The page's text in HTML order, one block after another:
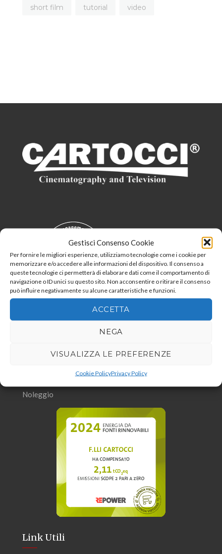
Gestisci Consenso Cookie
Per fornire le migliori esperienze, utilizziamo tecnologie come i cookie per
memorizzare e/o accedere alle informazioni del dispositivo. Il consenso a
queste tecnologie ci permetterà di elaborare dati come il comportamento di
navigazione o ID unici su questo sito. Non acconsentire o ritirare il consenso
può influire negativamente su alcune caratteristiche e funzioni.
ACCETTA
NEGA
VISUALIZZA LE PREFERENZE
Cookie PolicyPrivacy Policy
short film tutorial video
Trasporti Cinematografici
Noleggio
Link Utili